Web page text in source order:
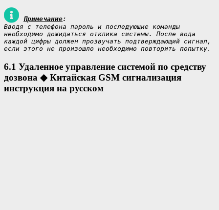
Примечание:
Вводя с телефона пароль и последующие команды
необходимо дожидаться отклика системы. После вода
каждой цифры должен прозвучать подтверждающий сигнал,
если этого не произошло необходимо повторить попытку.
6.1 Удаленное управление системой по средству
дозвона ◆Китайская GSM сигнализация
инструкция на русском